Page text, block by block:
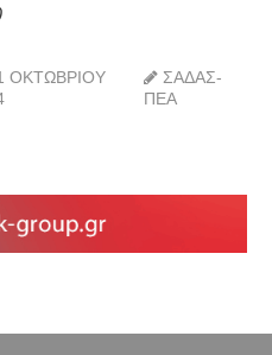
ΟΚΤΩΒΡΊΟΥ
ΣΑΔΑΣ-
ΠΕΑ